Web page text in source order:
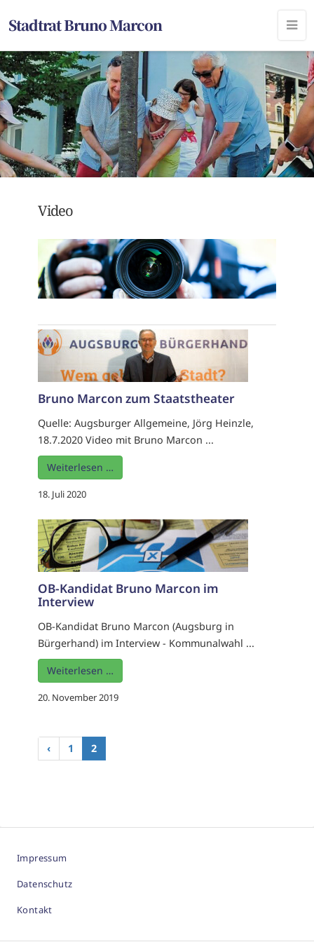
Stadtrat Bruno Marcon
Video
Bruno Marcon zum Staatstheater
Quelle: Augsburger Allgemeine, Jörg Heinzle,
18.7.2020 Video mit Bruno Marcon ...
Weiterlesen …
18. Juli 2020
OB-Kandidat Bruno Marcon im
Interview
OB-Kandidat Bruno Marcon (Augsburg in
Bürgerhand) im Interview - Kommunalwahl ...
Weiterlesen …
20. November 2019
‹ 1 2
Impressum
Datenschutz
Kontakt